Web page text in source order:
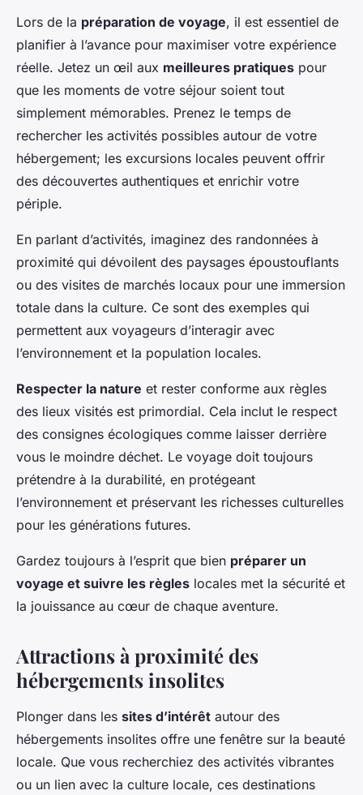
Lors de la préparation de voyage, il est essentiel de
planifier à l’avance pour maximiser votre expérience
réelle. Jetez un œil aux meilleures pratiques pour
que les moments de votre séjour soient tout
simplement mémorables. Prenez le temps de
rechercher les activités possibles autour de votre
hébergement; les excursions locales peuvent offrir
des découvertes authentiques et enrichir votre
périple.
En parlant d’activités, imaginez des randonnées à
proximité qui dévoilent des paysages époustouflants
ou des visites de marchés locaux pour une immersion
totale dans la culture. Ce sont des exemples qui
permettent aux voyageurs d’interagir avec
l’environnement et la population locales.
Respecter la nature et rester conforme aux règles
des lieux visités est primordial. Cela inclut le respect
des consignes écologiques comme laisser derrière
vous le moindre déchet. Le voyage doit toujours
prétendre à la durabilité, en protégeant
l’environnement et préservant les richesses culturelles
pour les générations futures.
Gardez toujours à l’esprit que bien préparer un
voyage et suivre les règles locales met la sécurité et
la jouissance au cœur de chaque aventure.
Attractions à proximité des
hébergements insolites
Plonger dans les sites d’intérêt autour des
hébergements insolites offre une fenêtre sur la beauté
locale. Que vous recherchiez des activités vibrantes
ou un lien avec la culture locale, ces destinations